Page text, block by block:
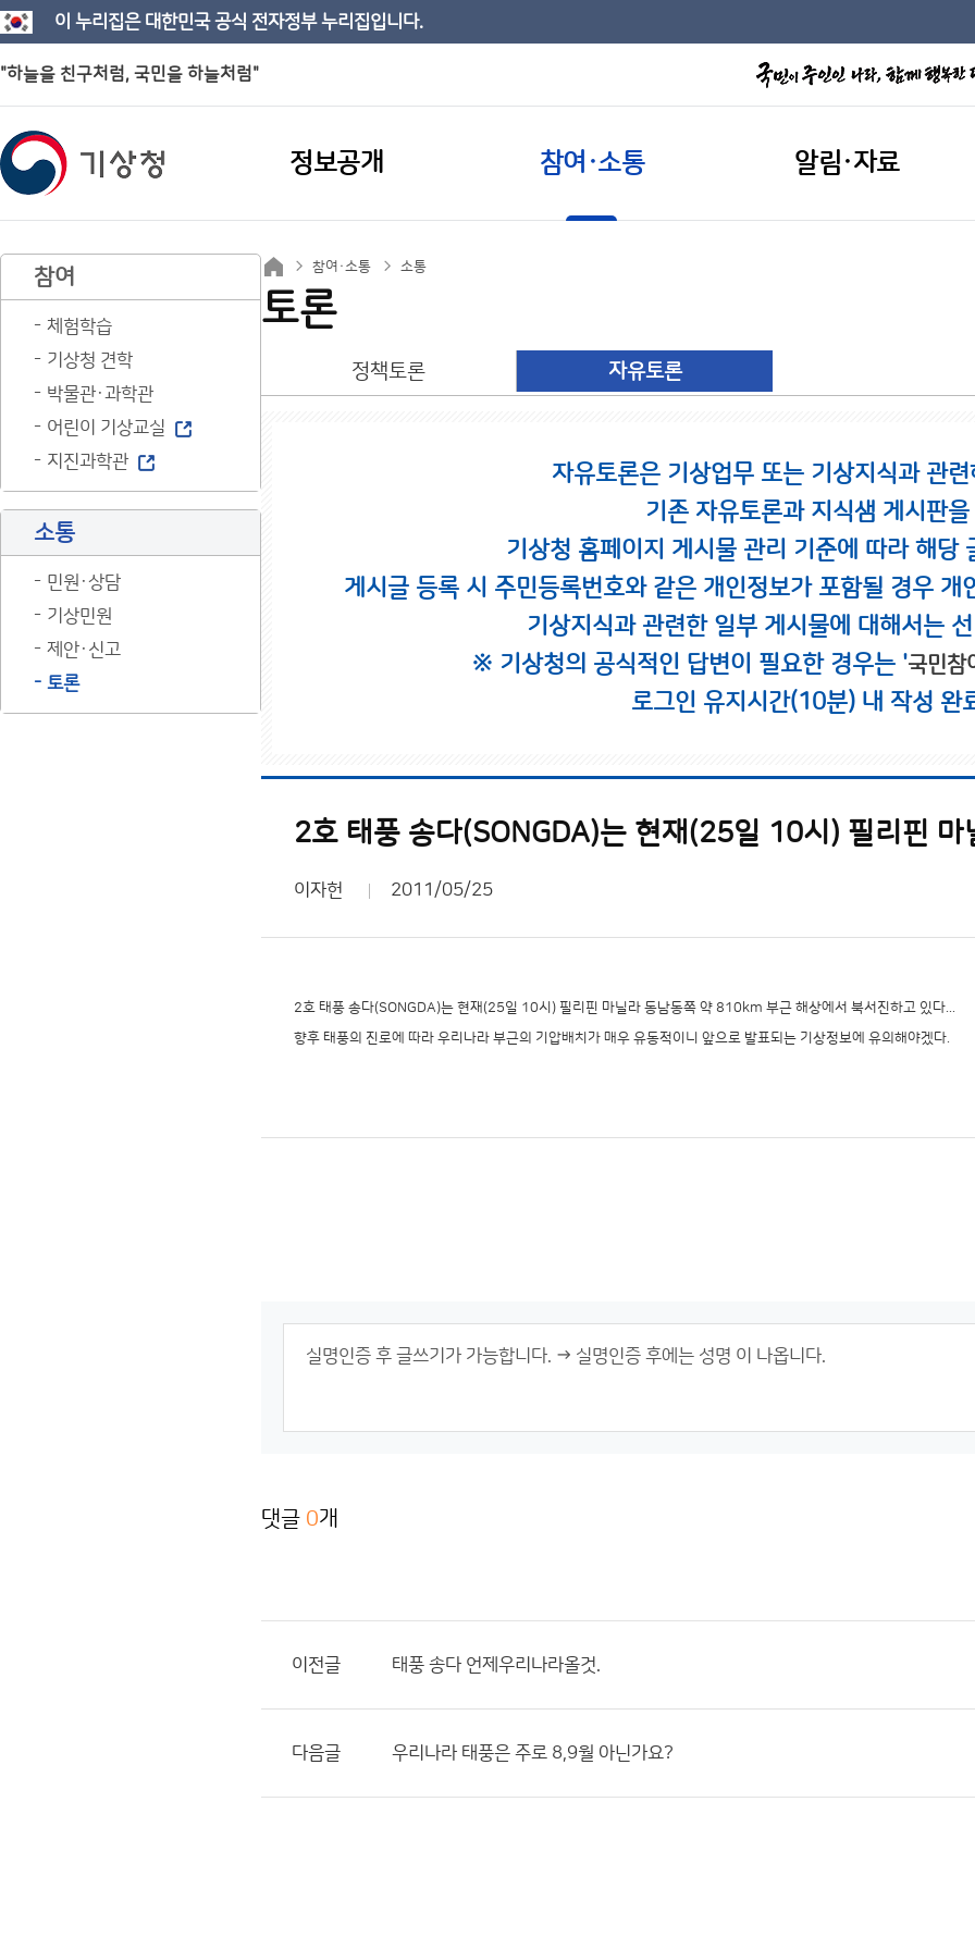
이 누리집은 대한민국 공식 전자정부 누리집입니다.
"하늘을 친구처럼, 국민을 하늘처럼"
정보공개 참여·소통 알림·자료
참여
체험학습
기상청 견학
박물관·과학관
어린이 기상교실
지진과학관
소통
민원·상담
기상민원
제안·신고
토론
참여·소통 소통
토론
정책토론 자유토론
자유토론은 기상업무 또는 기상지식과 관
기존 자유토론과 지식샘 게시판
기상청 홈페이지 게시물 관리 기준에 따라 해당
게시글 등록 시 주민등록번호와 같은 개인정보가 포함될 경우
기상지식과 관련한 일부 게시물에 대해서는
※ 기상청의 공식적인 답변이 필요한 경우는 '국민참
로그인 유지시간(10분) 내 작성 완
이자헌 2011/05/25
2호 태풍 송다(SONGDA)는 현재(25일 10시) 필리핀 마닐라 동남동쪽 약 810km 부근 해상에서 북서진하고 있다...
향후 태풍의 진로에 따라 우리나라 부근의 기압배치가 매우 유동적이니 앞으로 발표되는 기상정보에 유의해야겠다.
댓글 0개
이전글 태풍 송다 언제우리나라올것.
다음글 우리나라 태풍은 주로 8,9월 아닌가요?